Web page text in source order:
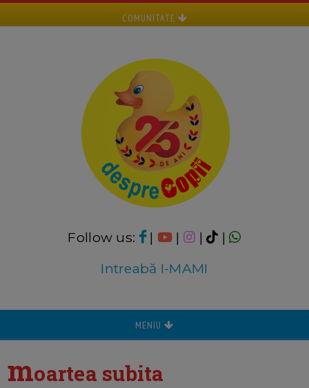
COMUNITATE
Follow us: | | |
|
Intreabă I-MAMI
MENIU
moartea subita